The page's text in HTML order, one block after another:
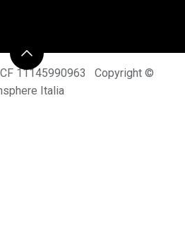
CF 11145990963 Copyright ©
Italia